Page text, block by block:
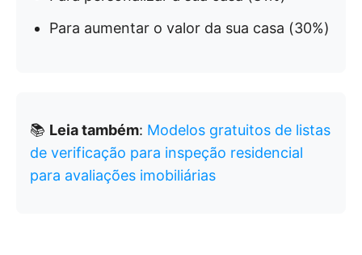
Para aumentar o valor da sua casa (30%)
📚 Leia também: Modelos gratuitos de listas
de verificação para inspeção residencial
para avaliações imobiliárias